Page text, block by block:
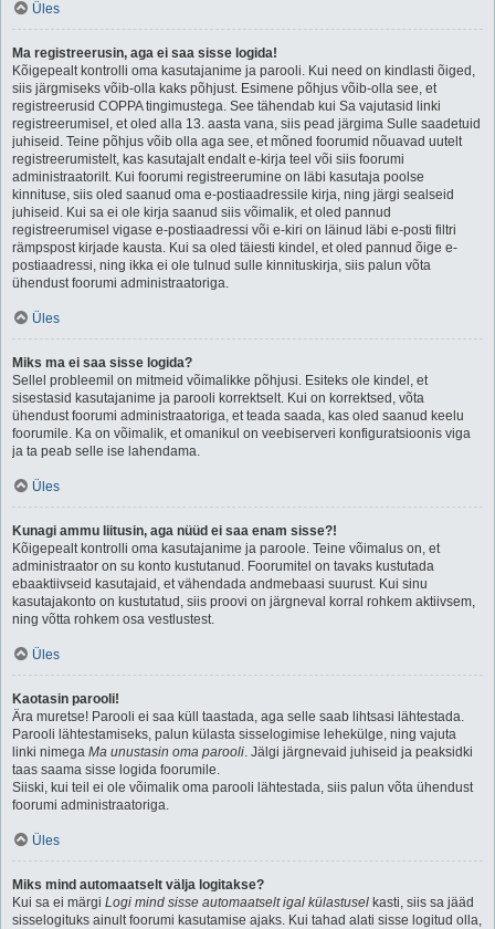
Üles
Ma registreerusin, aga ei saa sisse logida!
Kõigepealt kontrolli oma kasutajanime ja parooli. Kui need on kindlasti õiged,
siis järgmiseks võib-olla kaks põhjust. Esimene põhjus võib-olla see, et
registreerusid COPPA tingimustega. See tähendab kui Sa vajutasid linki
registreerumisel, et oled alla 13. aasta vana, siis pead järgima Sulle saadetuid
juhiseid. Teine põhjus võib olla aga see, et mõned foorumid nõuavad uutelt
registreerumistelt, kas kasutajalt endalt e-kirja teel või siis foorumi
administraatorilt. Kui foorumi registreerumine on läbi kasutaja poolse
kinnituse, siis oled saanud oma e-postiaadressile kirja, ning järgi sealseid
juhiseid. Kui sa ei ole kirja saanud siis võimalik, et oled pannud
registreerumisel vigase e-postiaadressi või e-kiri on läinud läbi e-posti filtri
rämpspost kirjade kausta. Kui sa oled täiesti kindel, et oled pannud õige e-
postiaadressi, ning ikka ei ole tulnud sulle kinnituskirja, siis palun võta
ühendust foorumi administraatoriga.
Üles
Miks ma ei saa sisse logida?
Sellel probleemil on mitmeid võimalikke põhjusi. Esiteks ole kindel, et
sisestasid kasutajanime ja parooli korrektselt. Kui on korrektsed, võta
ühendust foorumi administraatoriga, et teada saada, kas oled saanud keelu
foorumile. Ka on võimalik, et omanikul on veebiserveri konfiguratsioonis viga
ja ta peab selle ise lahendama.
Üles
Kunagi ammu liitusin, aga nüüd ei saa enam sisse?!
Kõigepealt kontrolli oma kasutajanime ja paroole. Teine võimalus on, et
administraator on su konto kustutanud. Foorumitel on tavaks kustutada
ebaaktiivseid kasutajaid, et vähendada andmebaasi suurust. Kui sinu
kasutajakonto on kustutatud, siis proovi on järgneval korral rohkem aktiivsem,
ning võtta rohkem osa vestlustest.
Üles
Kaotasin parooli!
Ära muretse! Parooli ei saa küll taastada, aga selle saab lihtsasi lähtestada.
Parooli lähtestamiseks, palun külasta sisselogimise lehekülge, ning vajuta
linki nimega Ma unustasin oma parooli. Jälgi järgnevaid juhiseid ja peaksidki
taas saama sisse logida foorumile.
Siiski, kui teil ei ole võimalik oma parooli lähtestada, siis palun võta ühendust
foorumi administraatoriga.
Üles
Miks mind automaatselt välja logitakse?
Kui sa ei märgi Logi mind sisse automaatselt igal külastusel kasti, siis sa jääd
sisselogituks ainult foorumi kasutamise ajaks. Kui tahad alati sisse logitud olla,